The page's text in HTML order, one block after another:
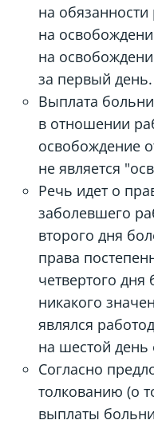
на обязанности
на
на
за первый день.
Выплата
в отношении
освобождение
не является
Речь идет о
заболевшего
второго дня
права
четвертого
никакого
являлся
на шестой день
Согласно
толкованию (о
выплаты